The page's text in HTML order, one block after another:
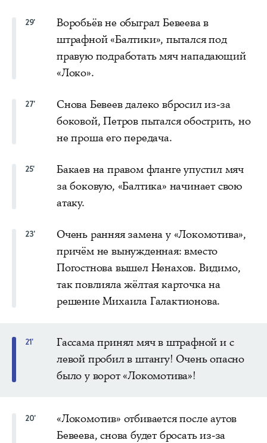
29'
Воробьёв не обыграл Бевеева в
штрафной «Балтики», пытался под
правую подработать мяч нападающий
«Локо».
27'
Снова Бевеев далеко вбросил из-за
боковой, Петров пытался обострить, но
не проша его передача.
25'
Бакаев на правом фланге упустил мяч
за боковую, «Балтика» начинает свою
атаку.
23'
Очень ранняя замена у «Локомотива»,
причём не вынужденная: вместо
Погостнова вышел Ненахов. Видимо,
так повлияла жёлтая карточка на
решение Михаила Галактионова.
21'
Гассама принял мяч в штрафной и с
левой пробил в штангу! Очень опасно
было у ворот «Локомотива»!
20'
«Локомотив» отбивается после аутов
Бевеева, снова будет бросать из-за